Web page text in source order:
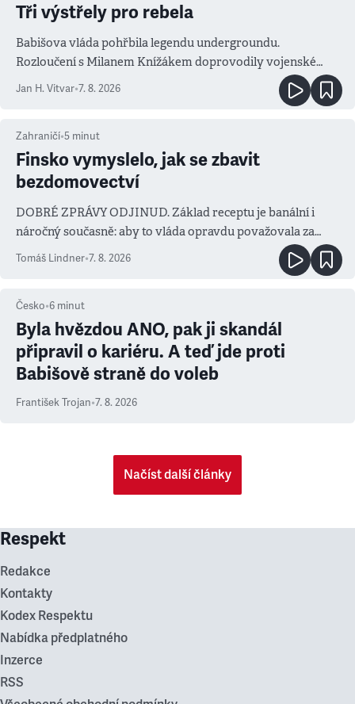
Tři výstřely pro rebela
Babišova vláda pohřbila legendu undergroundu.
Rozloučení s Milanem Knížákem doprovodily vojenské
salvy i kritika pokrokářů
Jan H. Vitvar•7. 8. 2026
Zahraničí•5 minut
Finsko vymyslelo, jak se zbavit
bezdomovectví
DOBRÉ ZPRÁVY ODJINUD. Základ receptu je banální i
náročný současně: aby to vláda opravdu považovala za
prioritu
Tomáš Lindner•7. 8. 2026
Česko•6 minut
Byla hvězdou ANO, pak ji skandál
připravil o kariéru. A teď jde proti
Babišově straně do voleb
František Trojan•7. 8. 2026
Načíst další články
Respekt
Redakce
Kontakty
Kodex Respektu
Nabídka předplatného
Inzerce
RSS